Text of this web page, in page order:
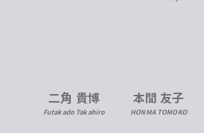
二角 貴博
Futakado Takahiro
本間 友子
HONMA TOMOKO